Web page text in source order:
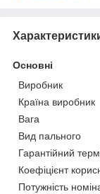
Основні
Виробник
Країна виробник
Вага
Вид пального
Гарантійний
Коефіцієнт
Потужність